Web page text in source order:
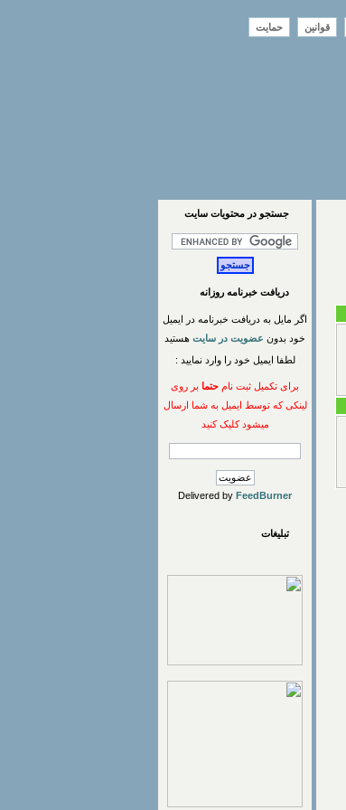
قوانین حمایت
جستجو در محتويات سايت
دریافت خبرنامه روزانه
اگر مایل به دریافت خبرنامه در ایمیل
خود بدون عضویت در سایت هستید
لطفا ایمیل خود را وارد نمایید :
برای تکمیل ثبت نام حتما بر روی
لینکی که توسط ایمیل به شما ارسال
میشود کلیک کنید
Delivered by FeedBurner
تبلیغات